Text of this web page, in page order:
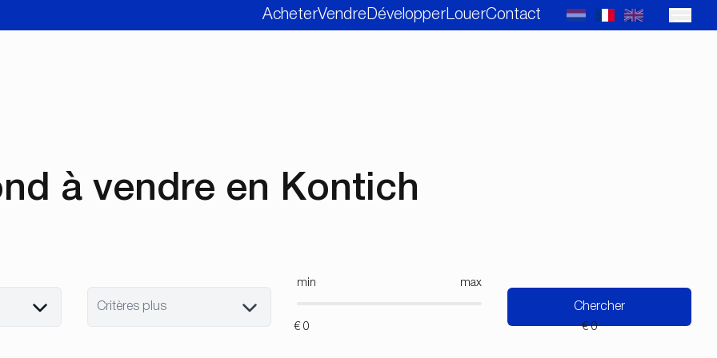
AcheterVendre DévelopperLouerContact
à vendre en Kontich
Critères plus
min max
Chercher